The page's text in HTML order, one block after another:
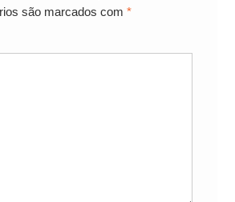
são marcados com *